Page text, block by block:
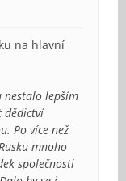
na hlavní
nestalo lepším
dědictví
Po více než
mnoho
společnosti